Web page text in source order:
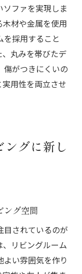
ファを実現しま
材や金属を使用
を採用すること
丸みを帯びたデ
傷がつきにくいの
用性を両立させ
グに新し
ング空間
目されているのが
リビングルーム
い雰囲気を作り